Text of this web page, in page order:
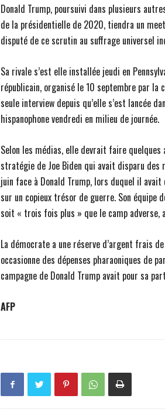
Donald Trump, poursuivi dans plusieurs
de la présidentielle de 2020, tiendra un
disputé de ce scrutin au suffrage universel
Sa rivale s’est elle installée jeudi en
républicain, organisé le 10 septembre par la
seule interview depuis qu’elle s’est lancée
hispanophone vendredi en milieu de journée.
Selon les médias, elle devrait faire
stratégie de Joe Biden qui avait disparu
juin face à Donald Trump, lors duquel il avait
sur un copieux trésor de guerre. Son équipe
soit « trois fois plus » que le camp adverse,
La démocrate a une réserve d’argent frais
occasionne des dépenses pharaoniques de
campagne de Donald Trump avait pour sa
AFP